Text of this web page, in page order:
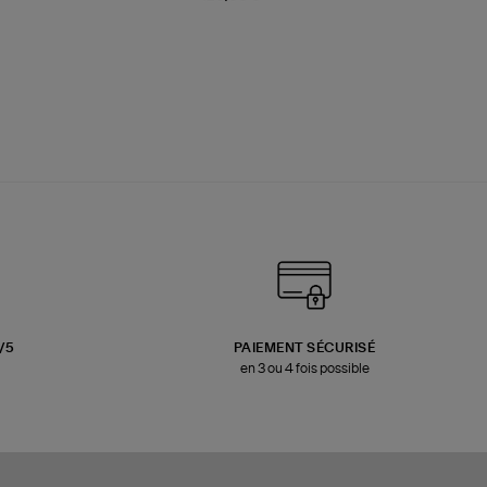
5
PAIEMENT SÉCURISÉ
en 3 ou 4 fois possible